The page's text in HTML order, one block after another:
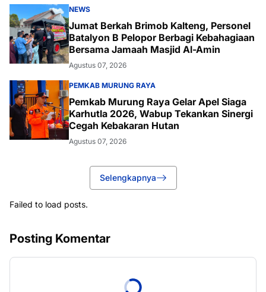
NEWS
Jumat Berkah Brimob Kalteng, Personel
Batalyon B Pelopor Berbagi Kebahagiaan
Bersama Jamaah Masjid Al-Amin
Agustus 07, 2026
PEMKAB MURUNG RAYA
Pemkab Murung Raya Gelar Apel Siaga
Karhutla 2026, Wabup Tekankan Sinergi
Cegah Kebakaran Hutan
Agustus 07, 2026
Selengkapnya
Failed to load posts.
Posting Komentar